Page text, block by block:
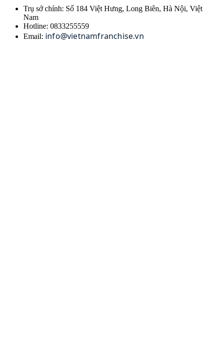
Trụ sở chính: Số 184 Việt Hưng, Long Biên, Hà Nội, Việt
Nam
Hotline: 0833255559
Email: info@vietnamfranchise.vn